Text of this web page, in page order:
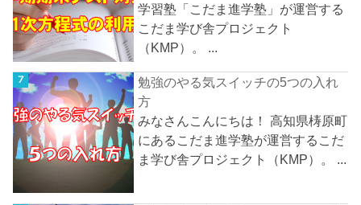
学習塾「こだま進学塾」が運営する
こだま学び舎プロジェクト
（KMP）。 ...
勉強のやる気スイッチの5つの入れ
方
みなさんこんにちは！ 高知県梼原町
にあるこだま進学塾が運営するこだ
ま学び舎プロジェクト（KMP）。 ...